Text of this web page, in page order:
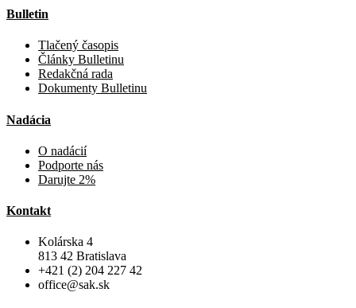
Bulletin
Tlačený časopis
Články Bulletinu
Redakčná rada
Dokumenty Bulletinu
Nadácia
O nadácií
Podporte nás
Darujte 2%
Kontakt
Kolárska 4
813 42 Bratislava
+421 (2) 204 227 42
office@sak.sk